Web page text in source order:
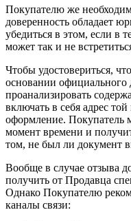
Покупателю же
доверенность обладает
убедиться в этом, если в
может так и не
Чтобы удостовериться,
основании официального
проанализировать
включать в себя адрес
оформление. Покупатель
момент времени и
том, не был ли документ
Вообще в случае отзыва
получить от Продавца
Однако Покупателю
каналы связи: